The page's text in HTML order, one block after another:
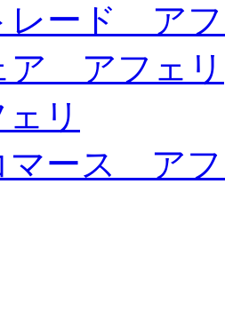
レード ア
ア アフェリ
リ
マース ア